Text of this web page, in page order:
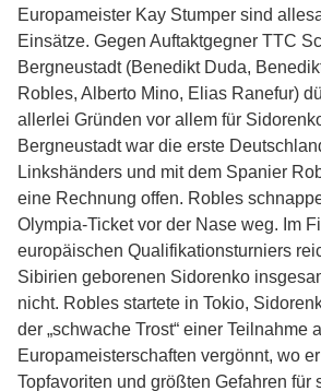
Europameister Kay Stumper sind
Einsätze. Gegen Auftaktgegner TTC
Bergneustadt (Benedikt Duda,
Robles, Alberto Mino, Elias Ranefur)
allerlei Gründen vor allem für
Bergneustadt war die erste
Linkshänders und mit dem Spanier
eine Rechnung offen. Robles
Olympia-Ticket vor der Nase weg. Im
europäischen Qualifikationsturniers
Sibirien geborenen Sidorenko
nicht. Robles startete in Tokio,
der „schwache Trost“ einer Teilnahme
Europameisterschaften vergönnt, wo
Topfavoriten und größten Gefahren für